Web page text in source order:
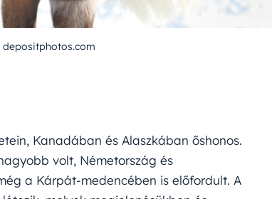
depositphotos.com
Kanadában és Alaszkában őshonos.
volt, Németország és
a Kárpát-medencében is előfordult. A